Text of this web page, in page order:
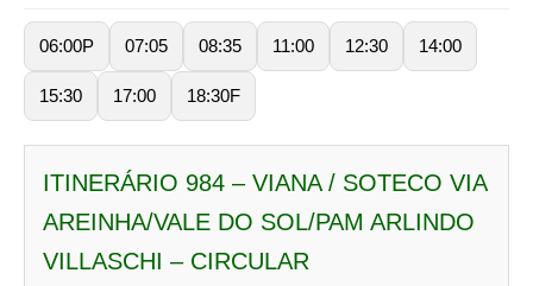
06:00P 07:05 08:35 11:00 12:30 14:00
15:30 17:00 18:30F
ITINERÁRIO 984 – VIANA / SOTECO VIA
AREINHA/VALE DO SOL/PAM ARLINDO
VILLASCHI – CIRCULAR